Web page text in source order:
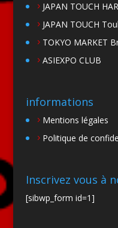
JAPAN TOUCH
JAPAN TOUCH
TOKYO MARKET
ASIEXPO CLUB
informations
Mentions légales
Politique de
Inscrivez vous à
[sibwp_form id=1]